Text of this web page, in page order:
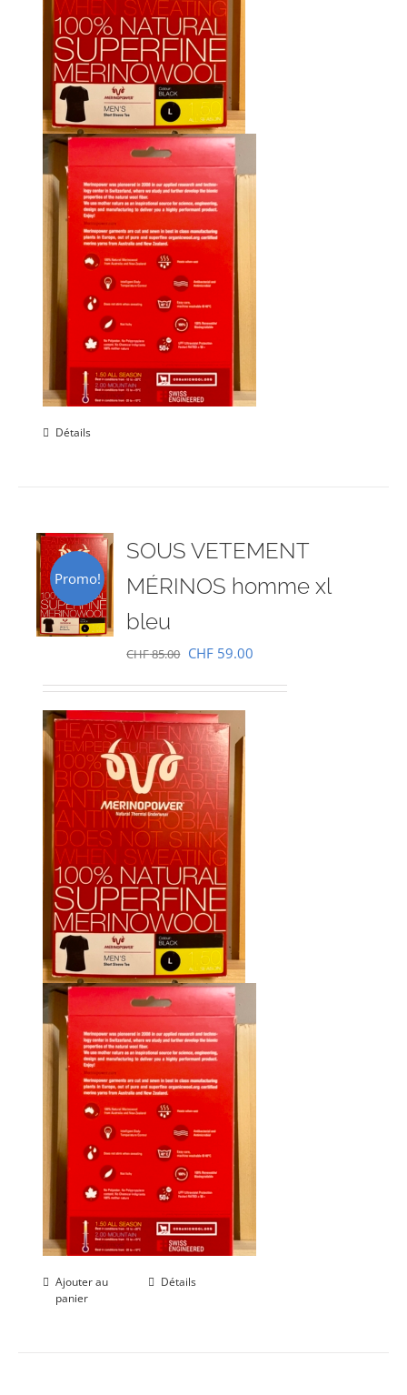
Détails
Promo!
SOUS VETEMENT
MÉRINOS homme xl
bleu
CHF85.00 Le
initial
était :
CHF 85.00.
CHF 59.00
Ajouter au
panier
Détails